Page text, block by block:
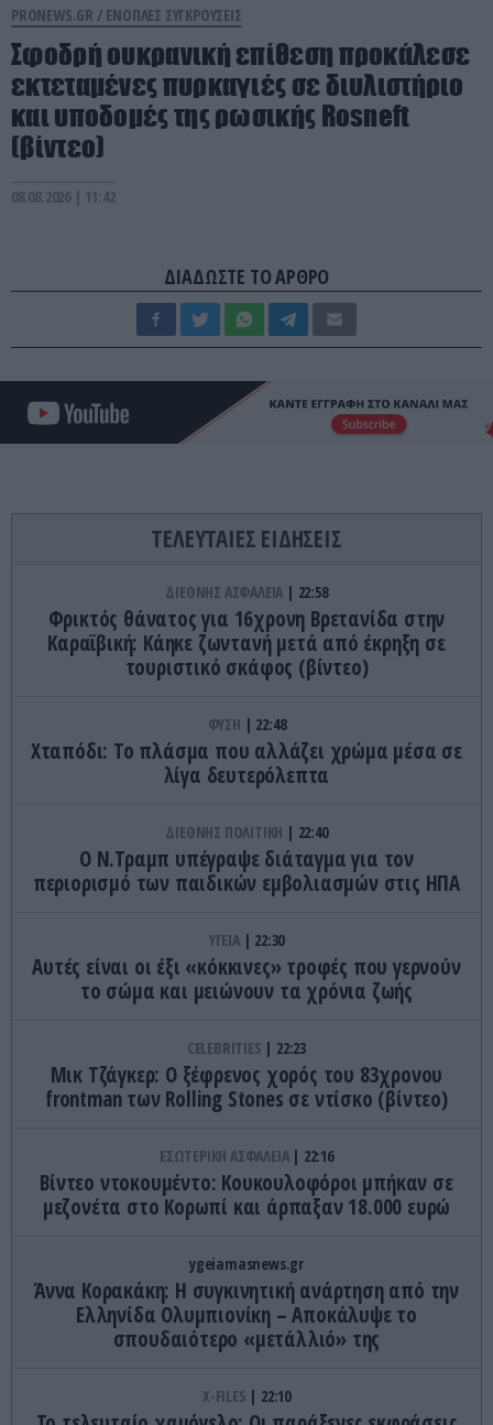
PRONEWS.GR / ΕΝΟΠΛΕΣ ΣΥΓΚΡΟΥΣΕΙΣ
Σφοδρή ουκρανική επίθεση προκάλεσε
εκτεταμένες πυρκαγιές σε διυλιστήριο
και υποδομές της ρωσικής Rosneft
(βίντεο)
08.08.2026 | 11:42
ΔΙΑΔΩΣΤΕ ΤΟ ΑΡΘΡΟ
ΤΕΛΕΥΤΑΙΕΣ ΕΙΔΗΣΕΙΣ
ΔΙΕΘΝΗΣ ΑΣΦΑΛΕΙΑ 22:58
Φρικτός θάνατος για 16χρονη Βρετανίδα στην
Καραϊβική: Κάηκε ζωντανή μετά από έκρηξη σε
τουριστικό σκάφος (βίντεο)
ΦΥΣΗ 22:48
Χταπόδι: Το πλάσμα που αλλάζει χρώμα μέσα σε
λίγα δευτερόλεπτα
ΔΙΕΘΝΗΣ ΠΟΛΙΤΙΚΗ 22:40
Ο Ν.Τραμπ υπέγραψε διάταγμα για τον
περιορισμό των παιδικών εμβολιασμών στις ΗΠΑ
ΥΓΕΙΑ 22:30
Αυτές είναι οι έξι «κόκκινες» τροφές που γερνούν
το σώμα και μειώνουν τα χρόνια ζωής
CELEBRITIES 22:23
Μικ Τζάγκερ: Ο ξέφρενος χορός του 83χρονου
frontman των Rolling Stones σε ντίσκο (βίντεο)
ΕΣΩΤΕΡΙΚΗ ΑΣΦΑΛΕΙΑ 22:16
Βίντεο ντοκουμέντο: Κουκουλοφόροι μπήκαν σε
μεζονέτα στο Κορωπί και άρπαξαν 18.000 ευρώ
ygeiamasnews.gr
Άννα Κορακάκη: Η συγκινητική ανάρτηση από την
Ελληνίδα Ολυμπιονίκη – Αποκάλυψε το
σπουδαιότερο «μετάλλιό» της
X-FILES 22:10